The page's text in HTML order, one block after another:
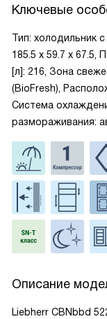
Ключевые
Тип: холодильник
185.5 x 59.7 x 67.5,
[л]: 216, Зона
(BioFresh),
Система
размораживания:
Описание
Liebherr CBNbbd